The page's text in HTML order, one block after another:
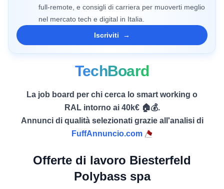
full-remote, e consigli di carriera per muoverti meglio
nel mercato tech e digital in Italia.
Iscriviti
→
TechBoard
La job board per chi cerca lo smart working o
RAL intorno ai 40k€ 🏠💰.
Annunci di qualità selezionati grazie all'analisi di
FuffAnnuncio.com
Offerte di lavoro Biesterfeld
Polybass spa